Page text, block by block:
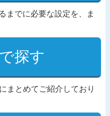
までに必要な設定を、ま
探す
まとめてご紹介しており